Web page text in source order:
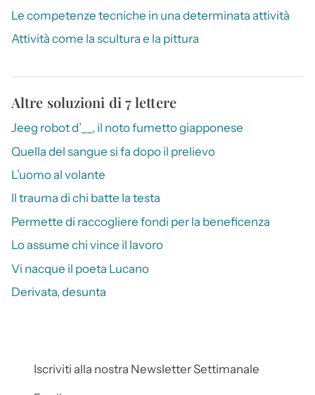
Le competenze tecniche in una determinata attività
Attività come la scultura e la pittura
Altre soluzioni di 7 lettere
Jeeg robot d’__, il noto fumetto giapponese
Quella del sangue si fa dopo il prelievo
L’uomo al volante
Il trauma di chi batte la testa
Permette di raccogliere fondi per la beneficenza
Lo assume chi vince il lavoro
Vi nacque il poeta Lucano
Derivata, desunta
Iscriviti alla nostra Newsletter Settimanale